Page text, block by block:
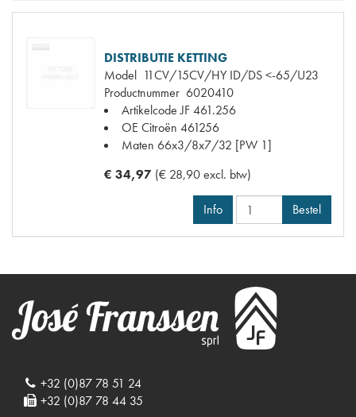
DISTRIBUTIE KETTING
Model 11CV/15CV/HY ID/DS <-65/U23
Productnummer 6020410
Artikelcode JF461.256
OE Citroën 461256
Maten 66x3/8x7/32 [PW 1]
€ 34,97 (€ 28,90 excl. btw)
Info Bestel
+32 (0)87 78 51 24
+32 (0)87 78 44 35